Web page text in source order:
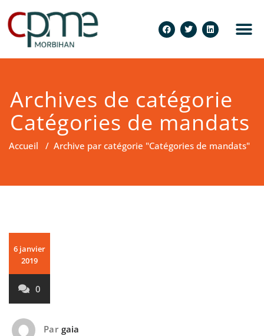
Archives de catégorie
Catégories de mandats
Accueil / Archive par catégorie "Catégories de mandats"
6 janvier
2019
0
Par gaia